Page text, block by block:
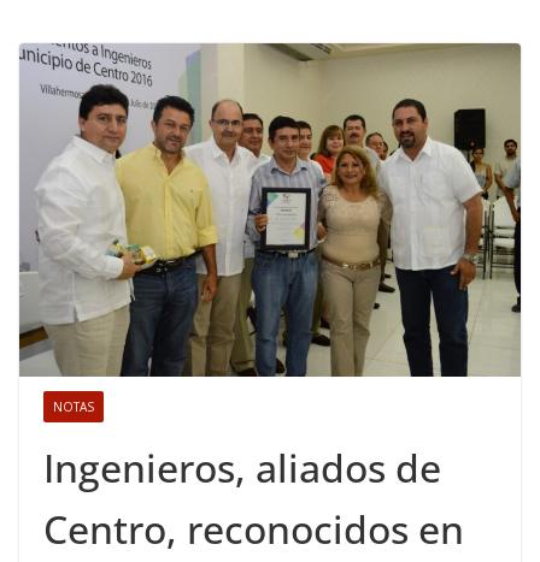
NOTAS
Ingenieros, aliados de
Centro, reconocidos en